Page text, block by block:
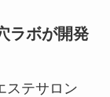
ラボが開発
ステサロン